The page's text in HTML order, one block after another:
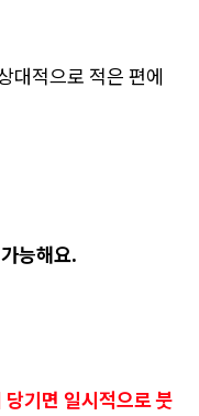
대적으로 적은 편에
능해요.
기면 일시적으로 붓